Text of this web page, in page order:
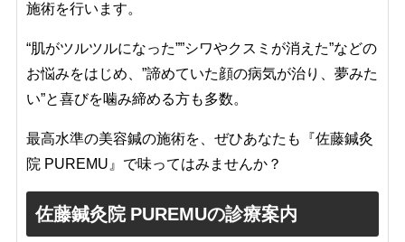
施術を行います。
“肌がツルツルになった””シワやクスミが消えた”などの
お悩みをはじめ、”諦めていた顔の病気が治り、夢みた
い”と喜びを噛み締める方も多数。
最高水準の美容鍼の施術を、ぜひあなたも『佐藤鍼灸
院 PUREMU』で味ってはみませんか？
佐藤鍼灸院 PUREMUの診療案内